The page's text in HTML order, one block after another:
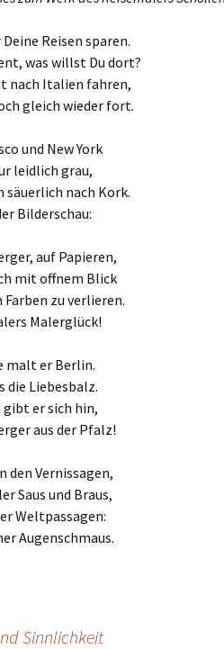
Reisen sparen.
was willst Du dort?
nach Italien fahren,
gleich wieder fort.
und New York
leidlich grau,
säuerlich nach Kork.
Bilderschau:
auf Papieren,
mit offnem Blick
zu verlieren.
Malerglück!
malt er Berlin.
die Liebesbalz.
er sich hin,
aus der Pfalz!
den Vernissagen,
Saus und Braus,
Weltpassagen:
Augenschmaus.
Sinnlichkeit